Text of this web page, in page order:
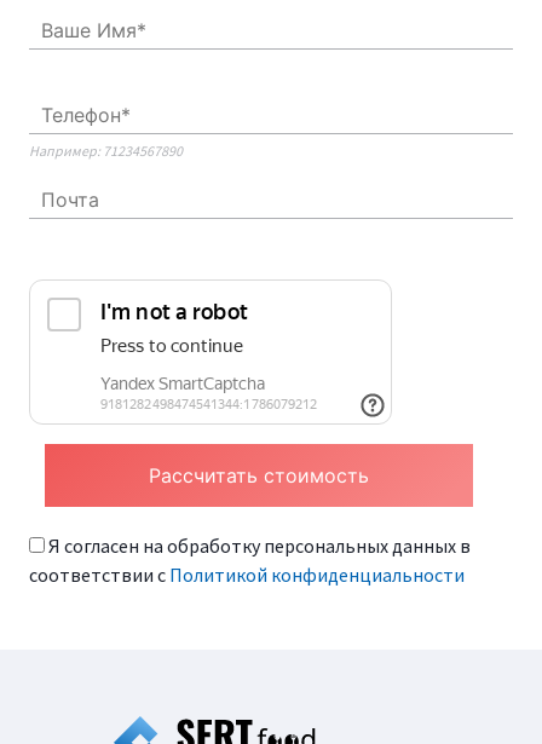
Например: 71234567890
Я согласен на обработку персональных данных в
соответствии с Политикой конфиденциальности